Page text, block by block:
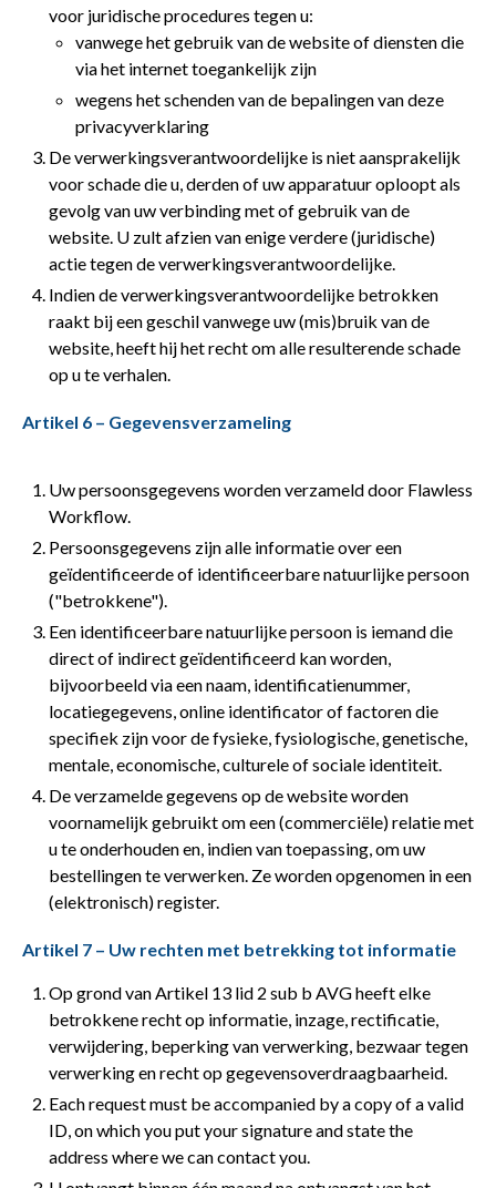
voor juridische procedures tegen u:
vanwege het gebruik van de website of diensten die
via het internet toegankelijk zijn
wegens het schenden van de bepalingen van deze
privacyverklaring
De verwerkingsverantwoordelijke is niet aansprakelijk
voor schade die u, derden of uw apparatuur oploopt als
gevolg van uw verbinding met of gebruik van de
website. U zult afzien van enige verdere (juridische)
actie tegen de verwerkingsverantwoordelijke.
Indien de verwerkingsverantwoordelijke betrokken
raakt bij een geschil vanwege uw (mis)bruik van de
website, heeft hij het recht om alle resulterende schade
op u te verhalen.
Artikel 6 – Gegevensverzameling
Uw persoonsgegevens worden verzameld door Flawless
Workflow.
Persoonsgegevens zijn alle informatie over een
geïdentificeerde of identificeerbare natuurlijke persoon
("betrokkene").
Een identificeerbare natuurlijke persoon is iemand die
direct of indirect geïdentificeerd kan worden,
bijvoorbeeld via een naam, identificatienummer,
locatiegegevens, online identificator of factoren die
specifiek zijn voor de fysieke, fysiologische, genetische,
mentale, economische, culturele of sociale identiteit.
De verzamelde gegevens op de website worden
voornamelijk gebruikt om een (commerciële) relatie met
u te onderhouden en, indien van toepassing, om uw
bestellingen te verwerken. Ze worden opgenomen in een
(elektronisch) register.
Artikel 7 – Uw rechten met betrekking tot informatie
Op grond van Artikel 13 lid 2 sub b AVG heeft elke
betrokkene recht op informatie, inzage, rectificatie,
verwijdering, beperking van verwerking, bezwaar tegen
verwerking en recht op gegevensoverdraagbaarheid.
Each request must be accompanied by a copy of a valid
ID, on which you put your signature and state the
address where we can contact you.